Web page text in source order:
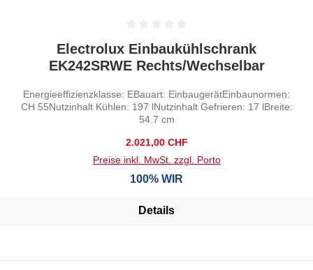
Durchschnittliche Bewertung von 0 von 5 Sternen
Electrolux Einbaukühlschrank
EK242SRWE Rechts/Wechselbar
Energieeffizienzklasse: EBauart: EinbaugerätEinbaunormen:
CH 55Nutzinhalt Kühlen: 197 lNutzinhalt Gefrieren: 17 lBreite:
54.7 cm
Regulärer Preis:
2.021,00 CHF
Preise inkl. MwSt. zzgl. Porto
100% WIR
Details